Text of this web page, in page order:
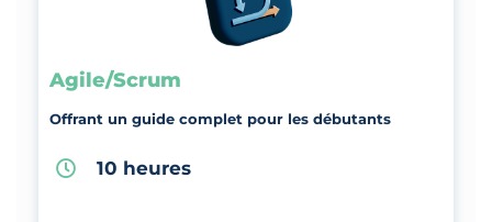
Agile/Scrum
Offrant un guide complet pour les débutants
10 heures